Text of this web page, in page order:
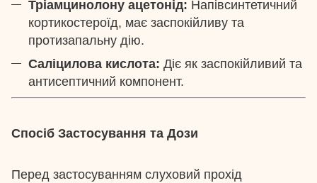
Тріамцинолону ацетонід: Напівсинтетичний
кортикостероїд, має заспокійливу та
протизапальну дію.
Саліцилова кислота: Діє як заспокійливий та
антисептичний компонент.
Спосіб Застосування та Дози
Перед застосуванням слуховий прохід